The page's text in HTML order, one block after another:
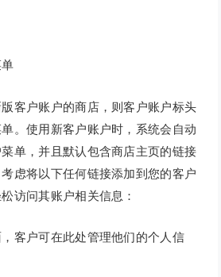
客户账户的商店，则客户账户标头
。使用新客户账户时，系统会自动
单，并且默认包含商店主页的链接
虑将以下任何链接添加到您的客户
访问其账户相关信息：
客户可在此处管理他们的个人信